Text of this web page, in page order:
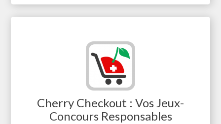
Cherry Checkout : Vos Jeux-
Concours Responsables